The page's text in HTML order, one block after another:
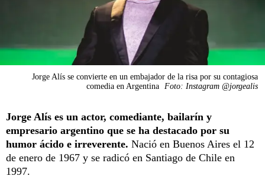
Jorge Alís se convierte en un embajador de la risa por su contagiosa
comedia en Argentina
Foto: Instagram @jorgealis
Jorge Alís es un actor, comediante, bailarín y
empresario argentino que se ha destacado por su
humor ácido e irreverente. Nació en Buenos Aires el 12
de enero de 1967 y se radicó en Santiago de Chile en
1997.